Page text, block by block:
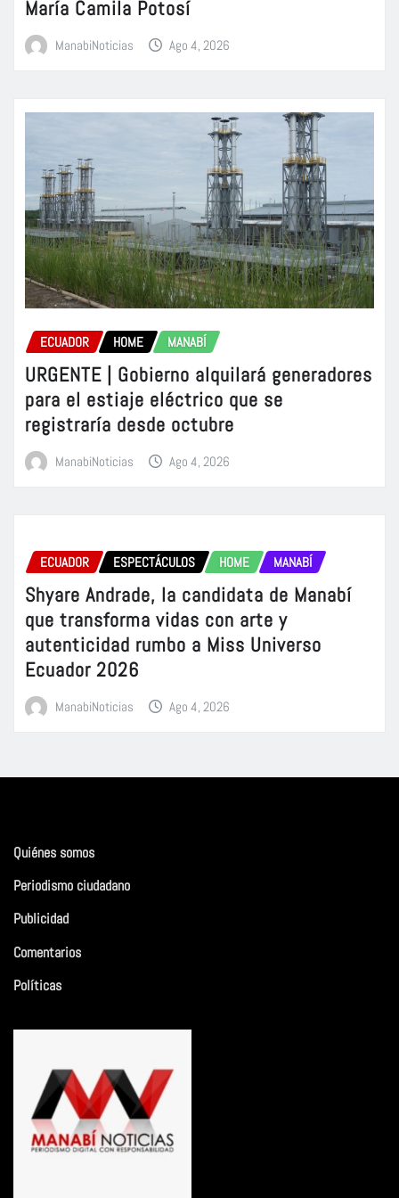
María Camila Potosí
ManabiNoticias Ago 4, 2026
ECUADOR HOME MANABÍ
URGENTE | Gobierno alquilará generadores
para el estiaje eléctrico que se
registraría desde octubre
ManabiNoticias Ago 4, 2026
ECUADOR ESPECTÁCULOS HOME MANABÍ
Shyare Andrade, la candidata de Manabí
que transforma vidas con arte y
autenticidad rumbo a Miss Universo
Ecuador 2026
ManabiNoticias Ago 4, 2026
Quiénes somos
Periodismo ciudadano
Publicidad
Comentarios
Políticas